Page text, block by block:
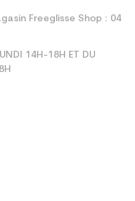
Freeglisse Shop : 04
14H-18H ET DU